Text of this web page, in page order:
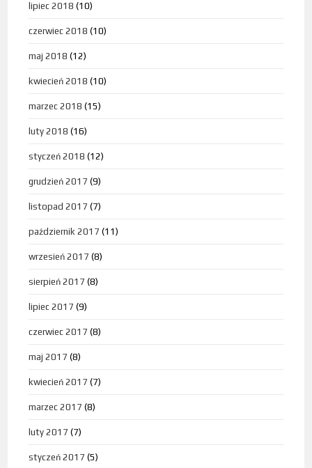
lipiec 2018 (10)
czerwiec 2018 (10)
maj 2018 (12)
kwiecień 2018 (10)
marzec 2018 (15)
luty 2018 (16)
styczeń 2018 (12)
grudzień 2017 (9)
listopad 2017 (7)
październik 2017 (11)
wrzesień 2017 (8)
sierpień 2017 (8)
lipiec 2017 (9)
czerwiec 2017 (8)
maj 2017 (8)
kwiecień 2017 (7)
marzec 2017 (8)
luty 2017 (7)
styczeń 2017 (5)